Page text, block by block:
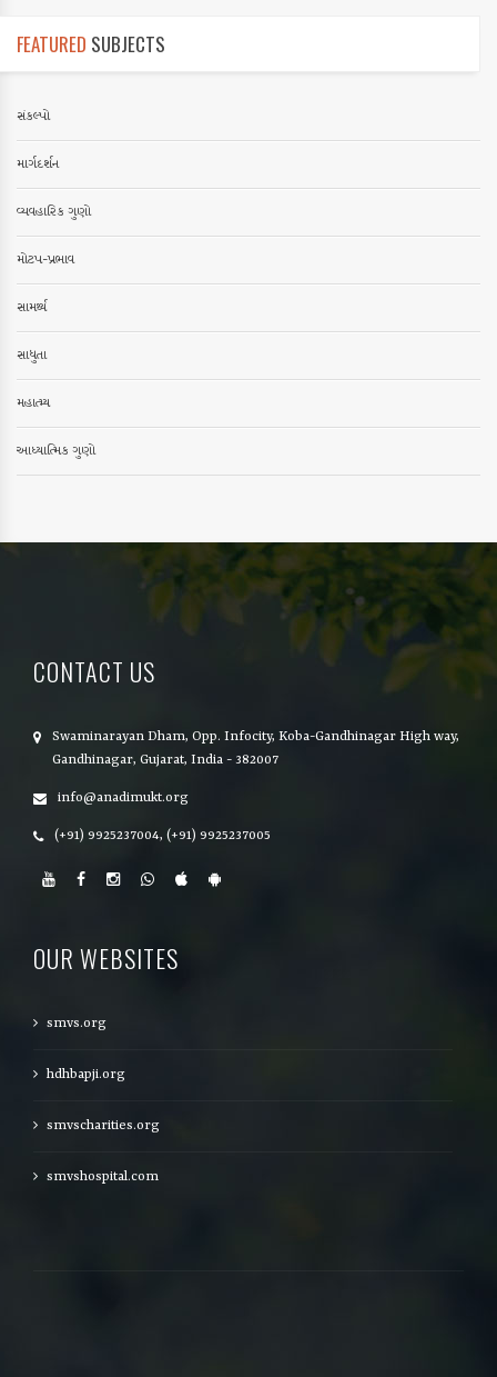
FEATURED SUBJECTS
સંકલ્પો
માર્ગદર્શન
વ્યવહારિક ગુણો
મોટપ-પ્રભાવ
સામર્થ્ય
સાધુતા
મહાત્મ્ય
આધ્યાત્મિક ગુણો
CONTACT US
Swaminarayan Dham, Opp. Infocity, Koba-Gandhinagar High way,
Gandhinagar, Gujarat, India - 382007
info@anadimukt.org
(+91) 9925237004, (+91) 9925237005
OUR WEBSITES
smvs.org
hdhbapji.org
smvscharities.org
smvshospital.com